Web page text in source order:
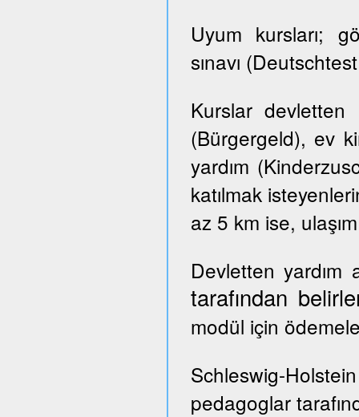
Uyum kursları;
sınavı
Kurslar
(Bürgergeld), ev
yardım
katılmak
az 5 km ise,
Devletten
tarafından
modül için
Schleswig-
pedagoglar